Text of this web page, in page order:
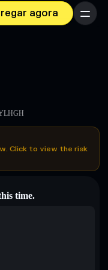
agora Menu
Click to view the risk
time.